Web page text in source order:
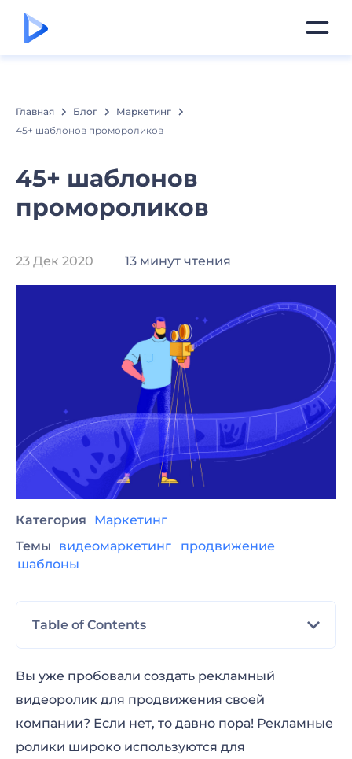
Главная Блог
Маркетинг
45+ шаблонов промороликов
45+ шаблонов
промороликов
23 Дек 2020 13 минут чтения
Категория
Маркетинг
Темы
видеомаркетинг
продвижение
шаблоны
Table of Contents
3D-анимация для объясняющих роликов
Набор для объясняющих видео “Мир”
Вы уже пробовали создать рекламный
видеоролик для продвижения своей
компании? Если нет, то давно пора! Рекламные
ролики широко используются для